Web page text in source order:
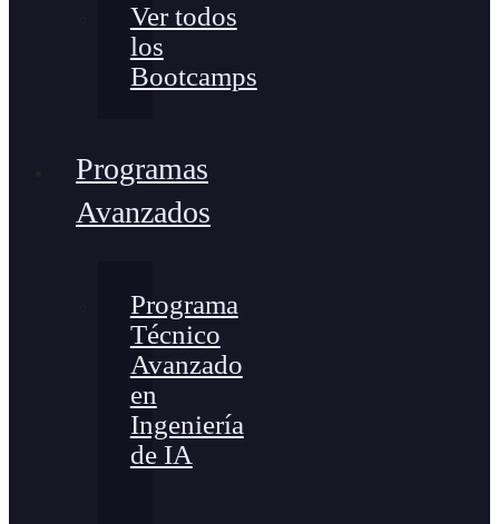
Ver todos
los
Bootcamps
Programas
Avanzados
Programa
Técnico
Avanzado
en
Ingeniería
de IA